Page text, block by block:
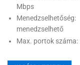
Mbps
Menedzselhetőség:
menedzselhető
Max. portok száma: